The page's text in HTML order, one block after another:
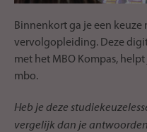
Binnenkort ga je een keuze
vervolgopleiding. Deze
met het MBO Kompas,
mbo.
Heb je deze
vergelijk dan je